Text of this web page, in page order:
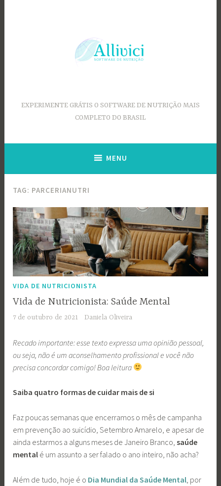
EXPERIMENTE GRÁTIS O SOFTWARE DE NUTRIÇÃO MAIS
COMPLETO DO BRASIL
MENU
TAG: PARCERIANUTRI
VIDA DE NUTRICIONISTA
Vida de Nutricionista: Saúde Mental
7 de outubro de 2021 Daniela Oliveira
Recado importante: esse texto expressa uma opinião pessoal,
ou seja, não é um aconselhamento profissional e você não
precisa concordar comigo! Boa leitura
Saiba quatro formas de cuidar mais de si
Faz poucas semanas que encerramos o mês de campanha
em prevenção ao suicídio, Setembro Amarelo, e apesar de
ainda estarmos a alguns meses de Janeiro Branco,saúde
mental é um assunto a ser falado o ano inteiro, não acha?
Além de tudo, hoje é o Dia Mundial da Saúde Mental , por